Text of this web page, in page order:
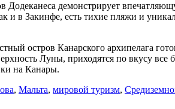
Додеканеса демонстрирует
и в Закинфе, есть тихие пляжи и
остров Канарского архипелага
Луны, приходятся по вкусу
на Канары.
, Мальта, мировой туризм,